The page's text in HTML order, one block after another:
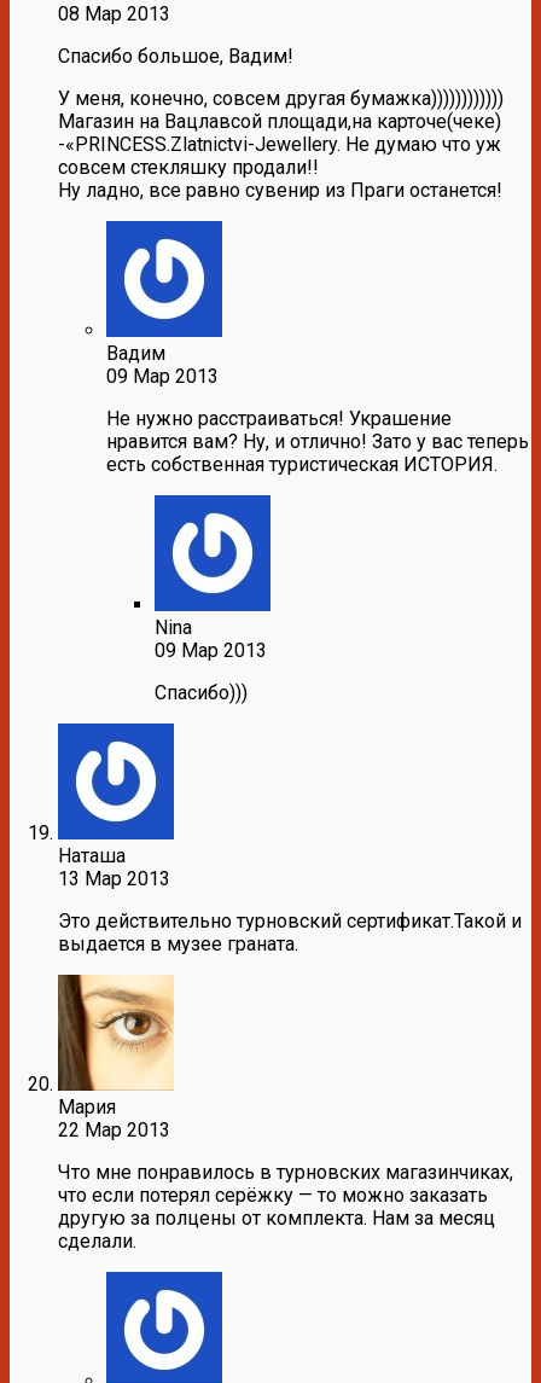
08 Мар 2013
Спасибо большое, Вадим!
У меня, конечно, совсем другая бумажка))))))))))))
Магазин на Вацлавсой площади,на карточе(чеке)
-«PRINCESS.Zlatnictvi-Jewellery. Не думаю что уж
совсем стекляшку продали!!
Ну ладно, все равно сувенир из Праги останется!
Вадим
09 Мар 2013
Не нужно расстраиваться! Украшение
нравится вам? Ну, и отлично! Зато у вас теперь
есть собственная туристическая ИСТОРИЯ.
Nina
09 Мар 2013
Спасибо)))
Наташа
13 Мар 2013
Это действительно турновский сертификат.Такой и
выдается в музее граната.
Мария
22 Мар 2013
Что мне понравилось в турновских магазинчиках,
что если потерял серёжку — то можно заказать
другую за полцены от комплекта. Нам за месяц
сделали.